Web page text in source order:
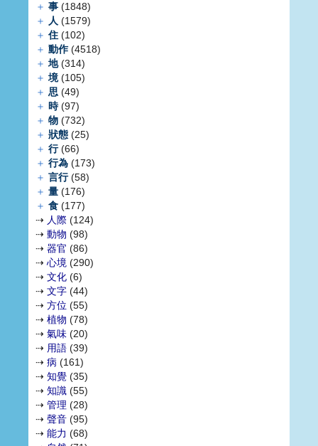
＋ 事 (1848)
＋ 人 (1579)
＋ 住 (102)
＋ 動作(4518)
＋ 地(314)
＋ 境(105)
＋ 思 (49)
＋ 時(97)
＋ 物 (732)
＋ 狀態 (25)
＋ 行(66)
＋ 行為 (173)
＋ 言行(58)
＋ 量 (176)
＋ 食 (177)
⇢ 人際 (124)
⇢ 動物 (98)
⇢ 器官 (86)
⇢ 心境 (290)
⇢ 文化 (6)
⇢ 文字 (44)
⇢ 方位 (55)
⇢ 植物 (78)
⇢ 氣味 (20)
⇢ 用語 (39)
⇢ 病 (161)
⇢ 知覺 (35)
⇢ 知識 (55)
⇢ 管理 (28)
⇢ 聲音 (95)
⇢ 能力 (68)